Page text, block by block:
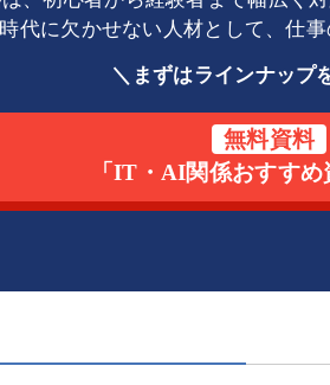
代に欠かせない人材として、仕
＼まずはラインナップ
無料資料
「IT・AI関係おすす